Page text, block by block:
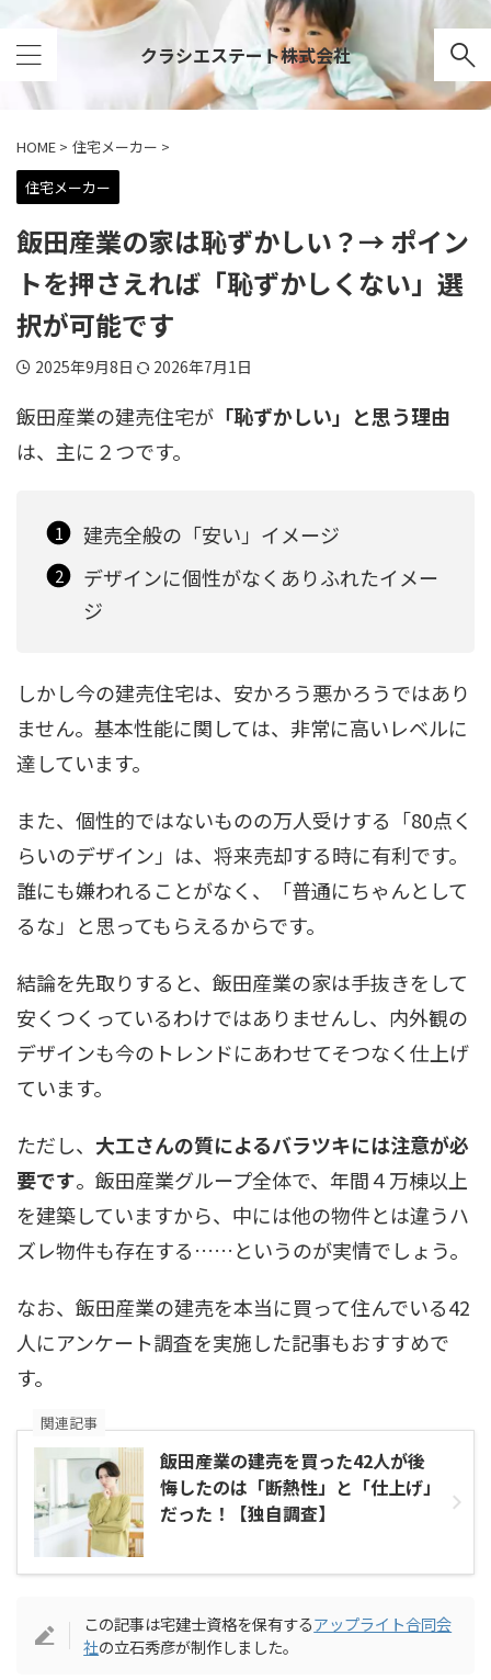
クラシエステート株式会社
HOME > 住宅メーカー >
住宅メーカー
飯田産業の家は恥ずかしい？→ ポイン
トを押さえれば「恥ずかしくない」選
択が可能です
2025年9月8日 2026年7月1日
飯田産業の建売住宅が 「恥ずかしい」と思う理由
は、主に２つです。
建売全般の「安い」イメージ
デザインに個性がなくありふれたイメー
ジ
しかし今の建売住宅は、安かろう悪かろうではあり
ません。基本性能に関しては、非常に高いレベルに
達しています。
また、個性的ではないものの万人受けする「80点く
らいのデザイン」は、将来売却する時に有利です。
誰にも嫌われることがなく、「普通にちゃんとして
るな」と思ってもらえるからです。
結論を先取りすると、飯田産業の家は手抜きをして
安くつくっているわけではありませんし、内外観の
デザインも今のトレンドにあわせてそつなく仕上げ
ています。
ただし、 大工さんの質によるバラツキには注意が必
要です。飯田産業グループ全体で、年間４万棟以上
を建築していますから、中には他の物件とは違うハ
ズレ物件も存在する……というのが実情でしょう。
なお、飯田産業の建売を本当に買って住んでいる42
人にアンケート調査を実施した記事もおすすめで
す。
飯田産業の建売を買った42人が後
悔したのは「断熱性」と「仕上げ」
だった！【独自調査】
関連記事
この記事は宅建士資格を保有するアップライト合同会
社の立石秀彦が制作しました。